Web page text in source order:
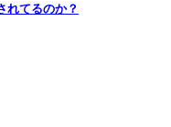
れてるのか？